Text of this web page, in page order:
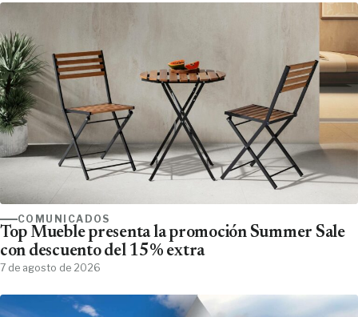
COMUNICADOS
Top Mueble presenta la promoción Summer Sale
con descuento del 15% extra
7 de agosto de 2026